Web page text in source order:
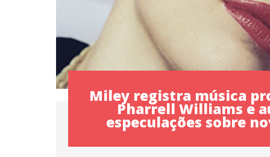
Miley registra música
Pharrell Williams e
especulações sobre